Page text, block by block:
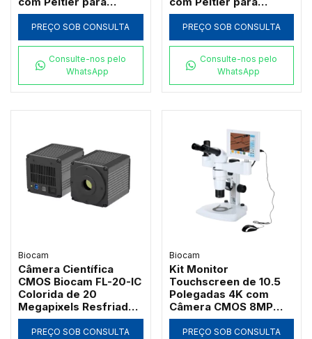
Fluorescência
PREÇO SOB CONSULTA
Consulte-nos pelo
WhatsApp
Fluorescência
PREÇO SOB CONSULTA
Consulte-nos pelo
WhatsApp
Biocam
Câmera Científica
CMOS Biocam FL-20-IC
Colorida de 20
Megapixels Resfriada
por Peltier
PREÇO SOB CONSULTA
Biocam
Kit Monitor
Touchscreen de 10.5
Polegadas 4K com
Câmera CMOS 8MP
Biocam DP1-PRO-IC e
Software S-EYE
PREÇO SOB CONSULTA